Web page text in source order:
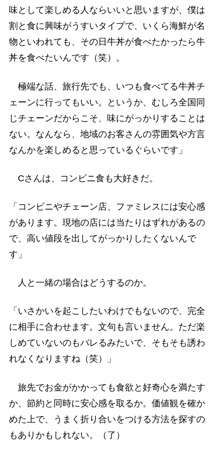
味として楽しめる人ならいいと思いますが、僕は
割と食に興味がうすいタイプで、いくら海鮮が名
物といわれても、その日牛丼が食べたかったら牛
丼を食べたいんです（笑）。
極端な話、旅行先でも、いつも食べてる牛丼チ
ェーンに行ってもいい。というか、むしろ全国同
じチェーンだからこそ、味にがっかりすることは
ない。なんなら、地域のお客さんの雰囲気や方言
なんかを楽しめると思っているぐらいです」
Cさんは、コンビニ食も大好きだ。
「コンビニやチェーン店、ファミレスには安心感
があります。現地の店には当たりはずれがあるの
で、高い値段を出してがっかりしたくないんで
す」
人と一緒の場合はどうするのか。
「いさかいを起こしたいわけでもないので、完全
に相手に合わせます。文句も言いません。ただ楽
しめていないのもバレるみたいで、そもそも誘わ
れなくなりますね（笑）」
旅先でお金がかかっても食欲と好奇心を満たす
か、節約と同時に安心感を取るか。価値観を確か
めた上で、うまく折り合いをつける方法を探すの
もありかもしれない。（了）